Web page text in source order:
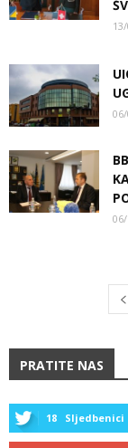
PRATITE NAS
18 Sljedbenici